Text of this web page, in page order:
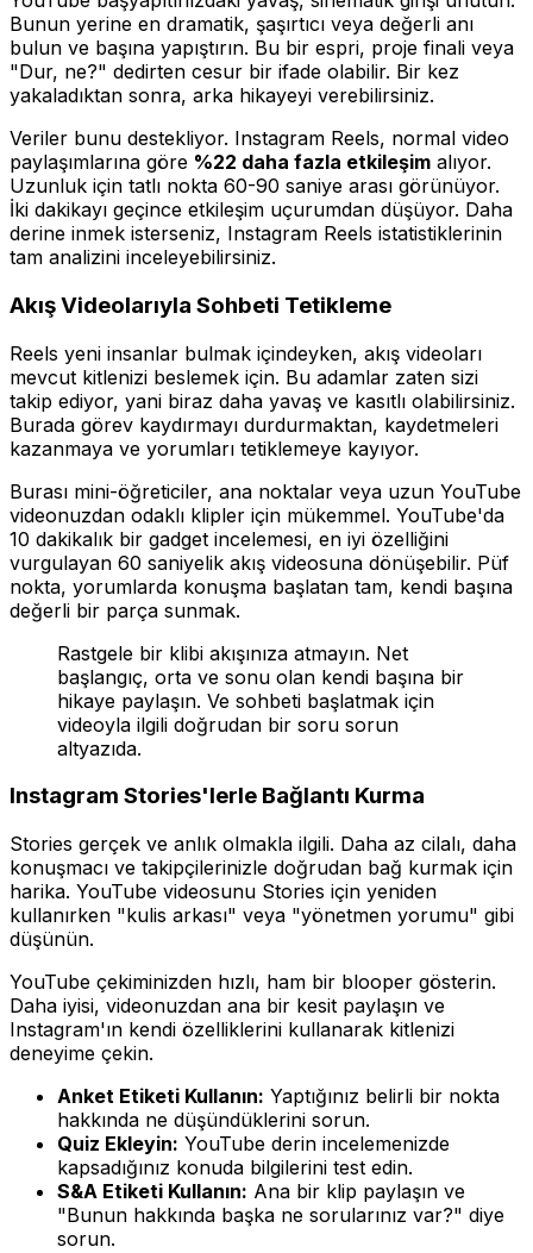
Bunun yerine en dramatik, şaşırtıcı veya değerli anı
bulun ve başına yapıştırın. Bu bir espri, proje finali veya
"Dur, ne?" dedirten cesur bir ifade olabilir. Bir kez
yakaladıktan sonra, arka hikayeyi verebilirsiniz.
Veriler bunu destekliyor. Instagram Reels, normal video
paylaşımlarına göre %22 daha fazla etkileşim alıyor.
Uzunluk için tatlı nokta 60-90 saniye arası görünüyor.
İki dakikayı geçince etkileşim uçurumdan düşüyor. Daha
derine inmek isterseniz, Instagram Reels istatistiklerinin
tam analizini inceleyebilirsiniz.
Akış Videolarıyla Sohbeti Tetikleme
Reels yeni insanlar bulmak içindeyken, akış videoları
mevcut kitlenizi beslemek için. Bu adamlar zaten sizi
takip ediyor, yani biraz daha yavaş ve kasıtlı olabilirsiniz.
Burada görev kaydırmayı durdurmaktan, kaydetmeleri
kazanmaya ve yorumları tetiklemeye kayıyor.
Burası mini-öğreticiler, ana noktalar veya uzun YouTube
videonuzdan odaklı klipler için mükemmel. YouTube'da
10 dakikalık bir gadget incelemesi, en iyi özelliğini
vurgulayan 60 saniyelik akış videosuna dönüşebilir. Püf
nokta, yorumlarda konuşma başlatan tam, kendi başına
değerli bir parça sunmak.
Rastgele bir klibi akışınıza atmayın. Net
başlangıç, orta ve sonu olan kendi başına bir
hikaye paylaşın. Ve sohbeti başlatmak için
videoyla ilgili doğrudan bir soru sorun
altyazıda.
Instagram Stories'lerle Bağlantı Kurma
Stories gerçek ve anlık olmakla ilgili. Daha az cilalı, daha
konuşmacı ve takipçilerinizle doğrudan bağ kurmak için
harika. YouTube videosunu Stories için yeniden
kullanırken "kulis arkası" veya "yönetmen yorumu" gibi
düşünün.
YouTube çekiminizden hızlı, ham bir blooper gösterin.
Daha iyisi, videonuzdan ana bir kesit paylaşın ve
Instagram'ın kendi özelliklerini kullanarak kitlenizi
deneyime çekin.
Anket Etiketi Kullanın: Yaptığınız belirli bir nokta
hakkında ne düşündüklerini sorun.
Quiz Ekleyin: YouTube derin incelemenizde
kapsadığınız konuda bilgilerini test edin.
S&A Etiketi Kullanın: Ana bir klip paylaşın ve
"Bunun hakkında başka ne sorularınız var?" diye
sorun.